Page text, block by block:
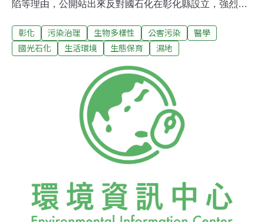
陷等理由，公開站出來反對國石化在彰化縣設立，強烈指
於治療前提下，應立即停止爭取國光石化在彰化縣設立。
醫師們指出，雲林縣台西鄉、麥療鄉在六輕建廠營運後，
放有關的毒氣致癌率偏高，政府部門卻無法掌控與監督，
國光石化如果在彰化縣設廠，無疑是犧牲縣民的健康、一
種慢性謀殺的犯罪行為。醫師們還說，行政院衛生署一直
大力推廣「預防重於治療」的預防醫學，強調防範癌症的
發生比治療重要，在這個前提下，彰化縣境內如果再設立
國光石化，無疑是提高縣民的罹癌機率，他們因此拒絕國
光石化的開發，以落實並保障彰化縣民的健康與安全。
彰化 污染治理 生物多樣性 公害污染
醫學
國光石化
生活環境 生態保育 濕地